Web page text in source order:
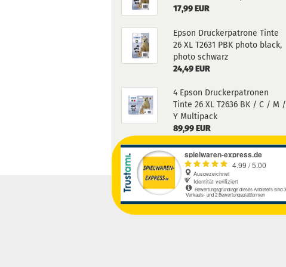
17,99 EUR
Epson Druckerpatrone Tinte
26 XL T2631 PBK photo black,
photo schwarz
24,49 EUR
4 Epson Druckerpatronen
Tinte 26 XL T2636 BK / C / M /
Y Multipack
89,99 EUR